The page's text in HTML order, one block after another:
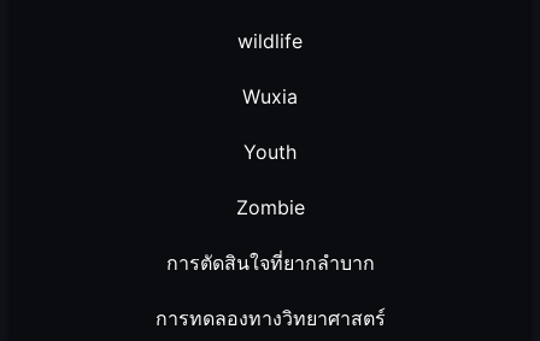
wildlife
Wuxia
Youth
Zombie
การตัดสินใจที่ยากลำบาก
การทดลองทางวิทยาศาสตร์